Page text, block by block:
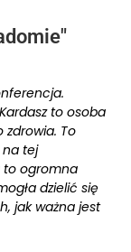
to osoba
zdrowia. To
na tej
to ogromna
dzielić się
jak ważna jest